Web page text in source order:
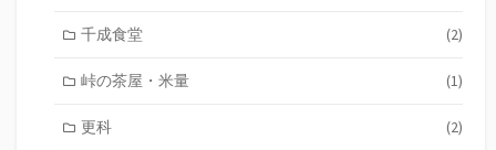
千成食堂 (2)
峠の茶屋・米量 (1)
更科 (2)